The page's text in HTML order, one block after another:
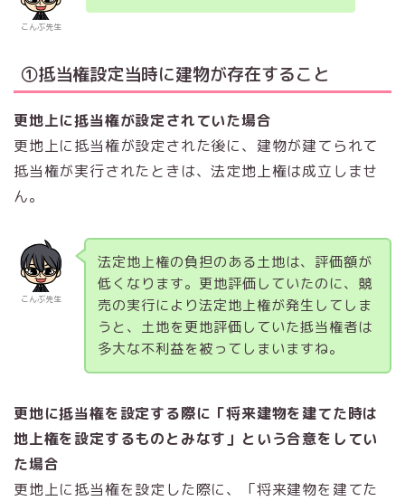
こんぶ先生
①抵当権設定当時に建物が存在すること
更地上に抵当権が設定されていた場合
更地上に抵当権が設定された後に、建物が建てられて
抵当権が実行されたときは、法定地上権は成立しませ
ん。
こんぶ先生
法定地上権の負担のある土地は、評価額が
低くなります。更地評価していたのに、競
売の実行により法定地上権が発生してしま
うと、土地を更地評価していた抵当権者は
多大な不利益を被ってしまいますね。
更地に抵当権を設定する際に「将来建物を建てた時は
地上権を設定するものとみなす」という合意をしてい
た場合
更地上に抵当権を設定した際に、「将来建物を建てた